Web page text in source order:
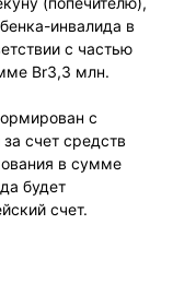
инвалида в
с частью
Br3,3 млн.
с
счет средств
в сумме
будет
счет.